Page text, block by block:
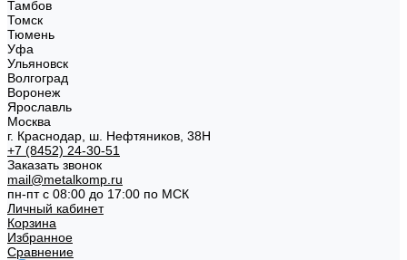
Тамбов
Томск
Тюмень
Уфа
Ульяновск
Волгоград
Воронеж
Ярославль
Москва
г. Краснодар, ш. Нефтяников, 38Н
+7 (8452) 24-30-51
Заказать звонок
mail@metalkomp.ru
пн-пт с 08:00 до 17:00 по МСК
Личный кабинет
Корзина
Избранное
Сравнение